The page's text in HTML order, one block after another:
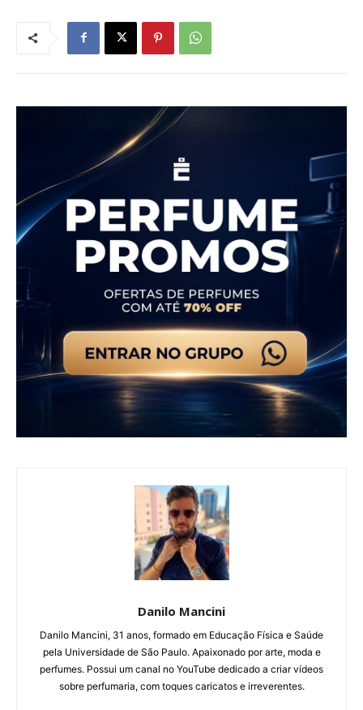
Danilo Mancini
Danilo Mancini, 31 anos, formado em Educação Física e Saúde
pela Universidade de São Paulo. Apaixonado por arte, moda e
perfumes. Possui um canal no YouTube dedicado a criar vídeos
sobre perfumaria, com toques caricatos e irreverentes.